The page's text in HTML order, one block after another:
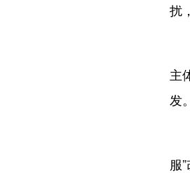
扰
主
发。
“
服